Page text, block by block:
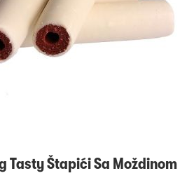
Tasty Štapići Sa Moždinom